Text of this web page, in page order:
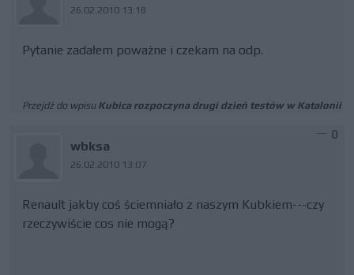
26.02.2010 13:18
Pytanie zadałem poważne i czekam na odp.
Przejdź do wpisu Kubica rozpoczyna drugi dzień testów w Katalonii
wbksa
26.02.2010 13:07
0
Renault jakby coś ściemniało z naszym Kubkiem---czy
rzeczywiście cos nie mogą?